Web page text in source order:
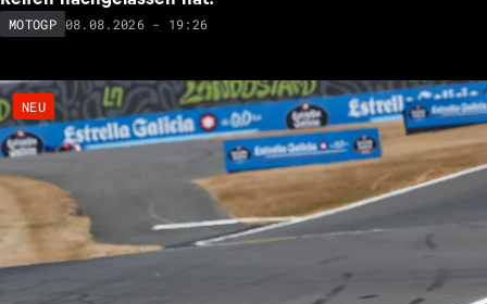
MOTOGP 08.08.2026 - 19:26
NEU